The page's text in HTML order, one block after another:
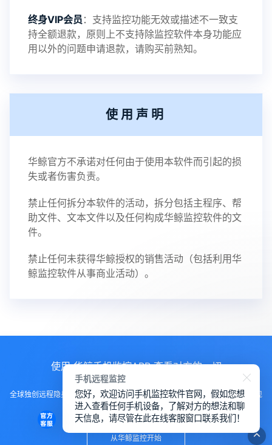
终身VIP会员 ：支持监控功能无效或描述不一致支
持全额退款，原则上不支持除监控软件本身功能应
用以外的问题申请退款，请购买前熟知。
使用声明
华鲸官方不承诺对任何由于使用本软件而引起的损
失或者伤害负责。
禁止任何拆分本软件的活动，拆分包括主程序、帮
助文件、文本文件以及任何构成华鲸监控软件的文
件。
禁止任何未获得华鲸授权的销售活动（包括利用华
鲸监控软件从事商业活动）。
使用 华鲸手机监控APP 查看对方的一切
全球独创远程隐身运行监控手机，不用经过对方同意安装，100%不让对方发现
知道
从华鲸监控开始
手机远程监控
您好，欢迎访问手机监控软件官网，假如您想
进入查看任何手机设备，了解对方的想法和聊
天信息，请尽管在此在线客服窗口联系我们！